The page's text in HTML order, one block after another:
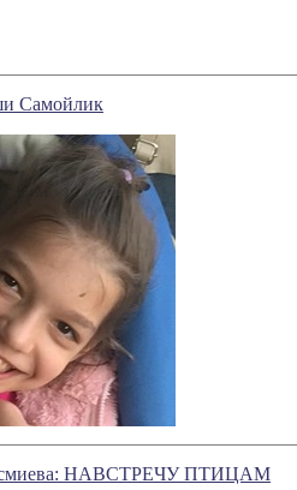
Самойлик
НАВСТРЕЧУ ПТИЦАМ